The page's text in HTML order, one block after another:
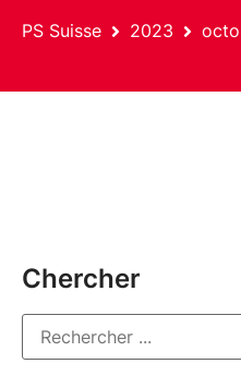
PS Suisse 2023
Chercher